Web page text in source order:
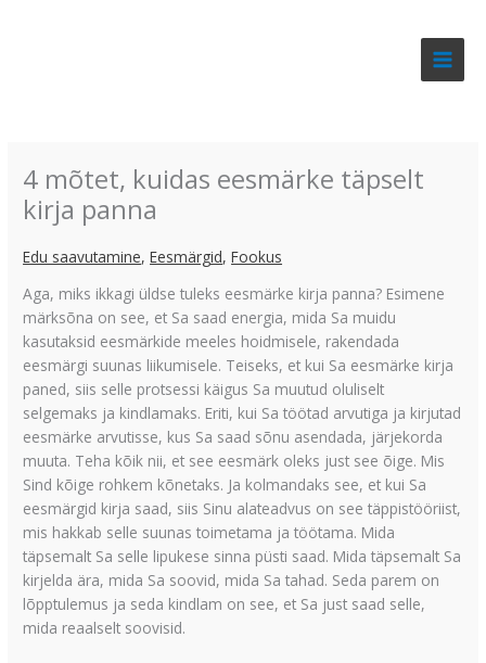
4 mõtet, kuidas eesmärke täpselt
kirja panna
Edu saavutamine,Eesmärgid,Fookus
Aga, miks ikkagi üldse tuleks eesmärke kirja panna? Esimene
märksõna on see, et Sa saad energia, mida Sa muidu
kasutaksid eesmärkide meeles hoidmisele, rakendada
eesmärgi suunas liikumisele. Teiseks, et kui Sa eesmärke kirja
paned, siis selle protsessi käigus Sa muutud oluliselt
selgemaks ja kindlamaks. Eriti, kui Sa töötad arvutiga ja kirjutad
eesmärke arvutisse, kus Sa saad sõnu asendada, järjekorda
muuta. Teha kõik nii, et see eesmärk oleks just see õige. Mis
Sind kõige rohkem kõnetaks. Ja kolmandaks see, et kui Sa
eesmärgid kirja saad, siis Sinu alateadvus on see täppistööriist,
mis hakkab selle suunas toimetama ja töötama. Mida
täpsemalt Sa selle lipukese sinna püsti saad. Mida täpsemalt Sa
kirjelda ära, mida Sa soovid, mida Sa tahad. Seda parem on
lõpptulemus ja seda kindlam on see, et Sa just saad selle,
mida reaalselt soovisid.